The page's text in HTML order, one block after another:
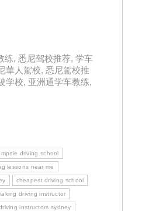
练, 悉尼驾校推荐, 学车
華人駕校, 悉尼駕校推
学校, 亚洲通学车教练,
driving school
lessons near me
cheapest driving school
driving instructor
instructors sydney